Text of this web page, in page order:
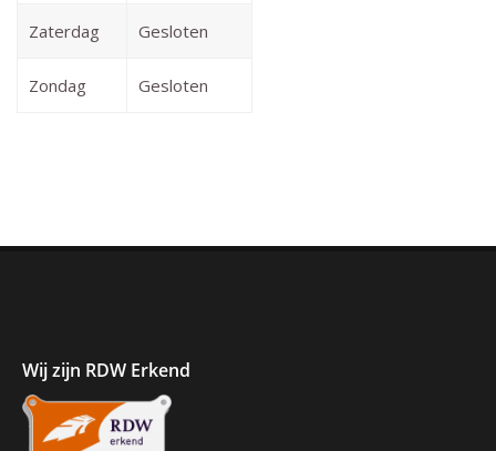
Zaterdag Gesloten
Zondag Gesloten
Wij zijn RDW Erkend